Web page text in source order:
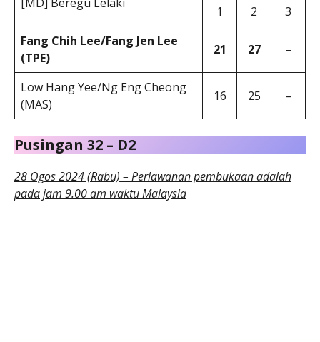
[MD] Beregu Lelaki
1
2
3
Fang Chih Lee/Fang Jen Lee
(TPE)
21 27 –
Low Hang Yee/Ng Eng Cheong
(MAS)
16 25 –
Pusingan 32 – D2
28 Ogos 2024 (Rabu) – Perlawanan pembukaan adalah
pada jam 9.00 am waktu Malaysia